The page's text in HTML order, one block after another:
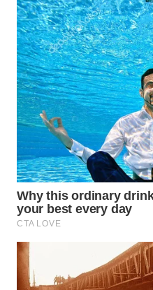
WN
TAPANULI
TENGAH
WN DELI
SERDANG
WN
TEBING
TINGGI
WN
PAKPAK
KARAWANG